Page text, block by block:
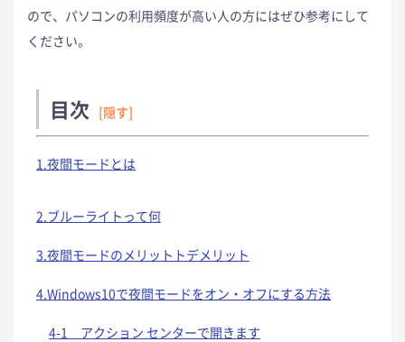
ので、パソコンの利用頻度が高い人の方にはぜひ参考にして
ください。
目次 [隠す]
1.夜間モードとは
2.ブルーライトって何
3.夜間モードのメリットトデメリット
4.Windows10で夜間モードをオン・オフにする方法
4-1 アクション センターで開きます